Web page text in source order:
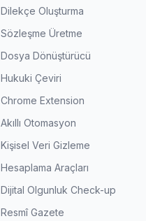
Dilekçe Oluşturma
Sözleşme Üretme
Dosya Dönüştürücü
Hukuki Çeviri
Chrome Extension
Akıllı Otomasyon
Kişisel Veri Gizleme
Hesaplama Araçları
Dijital Olgunluk Check-up
Resmî Gazete